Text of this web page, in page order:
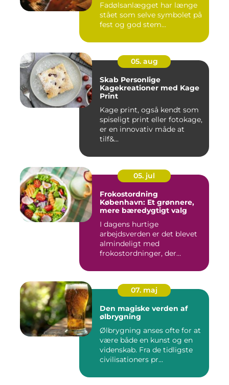
Fadølsanlægget har længe
stået som selve symbolet på
fest og god stem...
05. aug
Skab Personlige
Kagekreationer med Kage
Print
Kage print, også kendt som
spiseligt print eller fotokage,
er en innovativ måde at
tilf&...
05. jul
Frokostordning
København: Et grønnere,
mere bæredygtigt valg
I dagens hurtige
arbejdsverden er det blevet
almindeligt med
frokostordninger, der
07. maj
Den magiske verden af
ølbrygning
Ølbrygning anses ofte for at
være både en kunst og en
videnskab. Fra de tidligste
civilisationers pr...